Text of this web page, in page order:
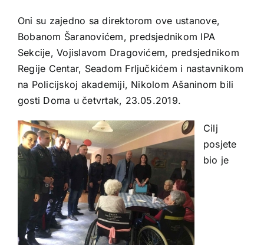
Oni su zajedno sa direktorom ove ustanove,
Bobanom Šaranovićem, predsjednikom IPA
Sekcije, Vojislavom Dragovićem, predsjednikom
Regije Centar, Seadom Frljučkićem i nastavnikom
na Policijskoj akademiji, Nikolom Ašaninom bili
gosti Doma u četvrtak, 23.05.2019.
Cilj
posjete
bio je